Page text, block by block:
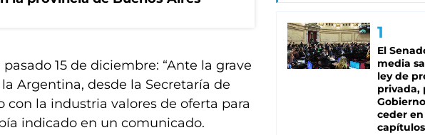
15 de diciembre: “Ante la grave
Argentina, desde la Secretaría de
con la industria valores de oferta para
indicado en un comunicado.
El
media
ley de
privada,
ceder
capítulos